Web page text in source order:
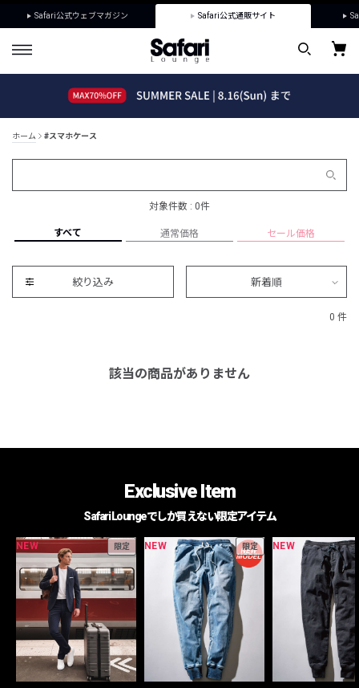
Safari公式ウェブマガジン Safari公式通販サイト
ホーム #スマホケース
対象件数 : 0件
すべて 通常価格 セール価格
絞り込み 新着順
0 件
該当の商品がありません
Exclusive Item
Safari Loungeでしか買えない限定アイテム
NEW 限定 NEW 限定 NEW